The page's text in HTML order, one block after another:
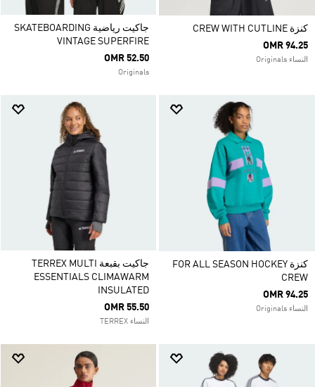
كنزة CREW WITH CUTLINE
OMR 94.25
النساء Originals
جاكيت رياضية SKATEBOARDING
VINTAGE SUPERFIRE
OMR 52.50
Originals
كنزة FOR ALL SEASON HOCKEY
CREW
OMR 94.25
النساء Originals
جاكيت بقبعة TERREX MULTI
ESSENTIALS CLIMAWARM
INSULATED
OMR 55.50
النساء TERREX